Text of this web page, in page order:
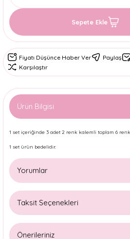
Sepete Ekle
Fiyatı Düşünce Haber Ver Paylaş
Karşılaştır
Ürün Bilgisi
1 set içeriğinde 3 adet 2 renk kalemli toplam 6
1 set ürün bedelidir.
Yorumlar
Taksit Seçenekleri
Önerileriniz